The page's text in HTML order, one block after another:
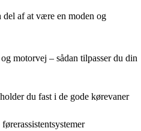
af at være en moden og
motorvej – sådan tilpasser du din
du fast i de gode kørevaner